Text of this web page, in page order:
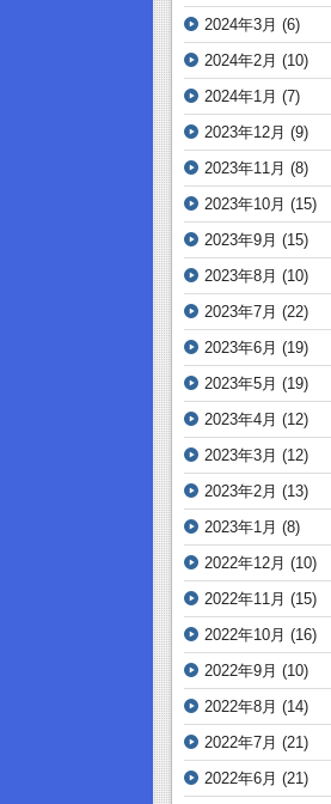
2024年3月 (6)
2024年2月 (10)
2024年1月 (7)
2023年12月 (9)
2023年11月 (8)
2023年10月 (15)
2023年9月 (15)
2023年8月 (10)
2023年7月 (22)
2023年6月 (19)
2023年5月 (19)
2023年4月 (12)
2023年3月 (12)
2023年2月 (13)
2023年1月 (8)
2022年12月 (10)
2022年11月 (15)
2022年10月 (16)
2022年9月 (10)
2022年8月 (14)
2022年7月 (21)
2022年6月 (21)